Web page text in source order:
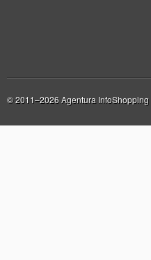
© 2011–2026 Agentura InfoShopping